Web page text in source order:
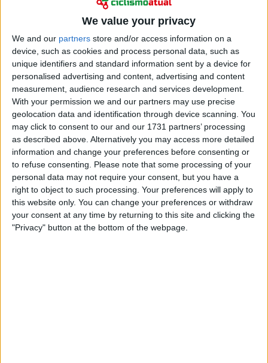
We value your privacy
We and our partners store and/or access information on a
device, such as cookies and process personal data, such as
unique identifiers and standard information sent by a device for
personalised advertising and content, advertising and content
measurement, audience research and services development.
With your permission we and our partners may use precise
geolocation data and identification through device scanning. You
may click to consent to our and our 1731 partners’ processing
as described above. Alternatively you may access more detailed
information and change your preferences before consenting or
to refuse consenting. Please note that some processing of your
personal data may not require your consent, but you have a
right to object to such processing. Your preferences will apply to
this website only. You can change your preferences or withdraw
your consent at any time by returning to this site and clicking the
"Privacy" button at the bottom of the webpage.
A chegada em Valdobbiadene, com uma subida final
de 11 quilómetros e rampas exigentes, proporcionou
um primeiro grande teste às favoritas à geral. A etapa
foi animada por um forte ritmo imposto por Anna
van der Breggen, que trabalhou intensamente na
frente do grupo, mas acabou por pagar caro o
esforço e não teve resposta quando os ataques
decisivos se sucederam.
O momento-chave da jornada surgiu quando